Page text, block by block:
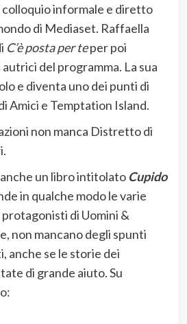
informale e diretto
di Mediaset. Raffaella
C’è posta per teper poi
del programma. La sua
e diventa uno dei punti di
Amici e Temptation Island.
non manca Distretto di
un libro intitolato Cupido
in qualche modo le varie
di Uomini &
non mancano degli spunti
anche se le storie dei
di grande aiuto. Su